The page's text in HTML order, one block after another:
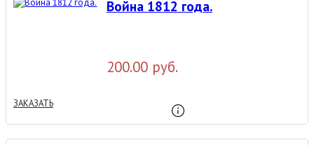
Война 1812 года.
200.00 руб.
ЗАКАЗАТЬ